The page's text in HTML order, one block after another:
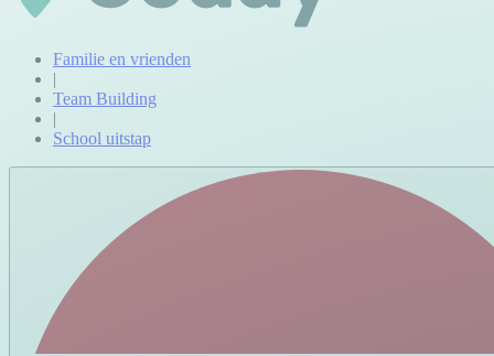
Familie en vrienden
|
Team Building
|
School uitstap